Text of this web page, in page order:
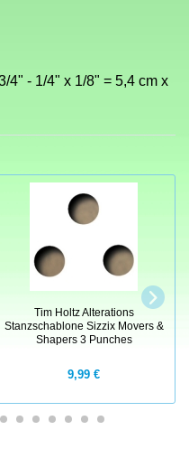
4" - 1/4" x 1/8" = 5,4 cm x
Tim Holtz Alterations
Stanzschablone Sizzix Movers &
Shapers 3 Punches
9,99 €